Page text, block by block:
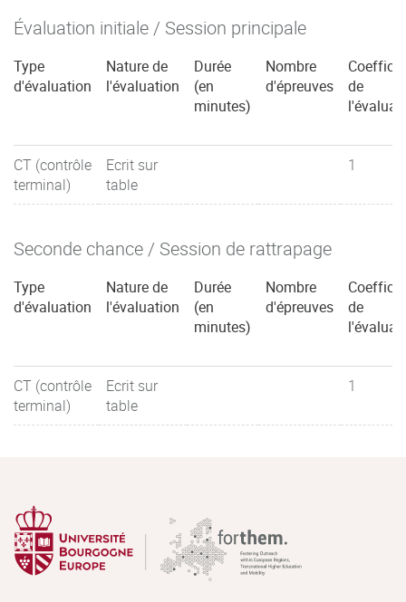
Évaluation initiale / Session principale
Type
d'évaluation
Nature de
l'évaluation
Durée
(en
minutes)
Nombre
d'épreuves
de
CT (contrôle
terminal)
Ecrit sur
table
1
Seconde chance / Session de rattrapage
Type
d'évaluation
Nature de
l'évaluation
Durée
(en
minutes)
Nombre
d'épreuves
de
CT (contrôle
terminal)
Ecrit sur
table
1